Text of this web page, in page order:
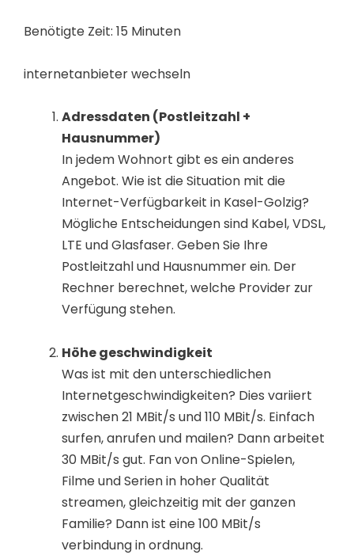
Benötigte Zeit: 15 Minuten
internetanbieter wechseln
Adressdaten (Postleitzahl +
Hausnummer)
In jedem Wohnort gibt es ein anderes
Angebot. Wie ist die Situation mit die
Internet-Verfügbarkeit in Kasel-Golzig?
Mögliche Entscheidungen sind Kabel, VDSL,
LTE und Glasfaser. Geben Sie Ihre
Postleitzahl und Hausnummer ein. Der
Rechner berechnet, welche Provider zur
Verfügung stehen.
Höhe geschwindigkeit
Was ist mit den unterschiedlichen
Internetgeschwindigkeiten? Dies variiert
zwischen 21 MBit/s und 110 MBit/s. Einfach
surfen, anrufen und mailen? Dann arbeitet
30 MBit/s gut. Fan von Online-Spielen,
Filme und Serien in hoher Qualität
streamen, gleichzeitig mit der ganzen
Familie? Dann ist eine 100 MBit/s
verbindung in ordnung.